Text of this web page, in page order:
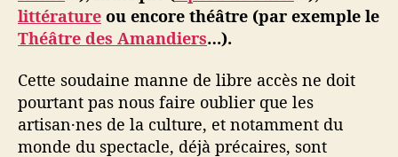
littérature ou encore théâtre (par exemple le
Théâtre des Amandiers…).
Cette soudaine manne de libre accès ne doit
pourtant pas nous faire oublier que les
artisan·nes de la culture, et notamment du
monde du spectacle, déjà précaires, sont